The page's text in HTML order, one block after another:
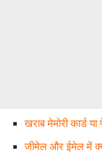
खराब मेमोरी कार्ड
जीमेल और ईमेल में